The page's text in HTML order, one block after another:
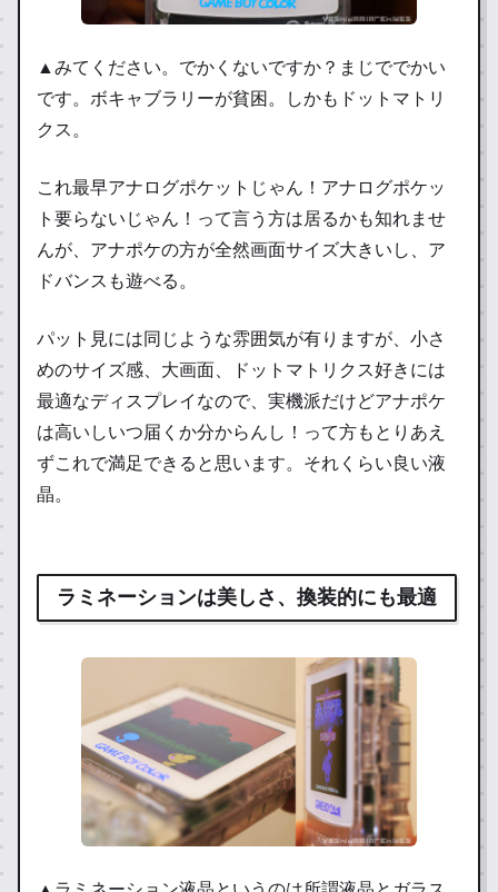
▲みてください。でかくないですか？まじででかい
です。ボキャブラリーが貧困。しかもドットマトリ
クス。
これ最早アナログポケットじゃん！アナログポケッ
ト要らないじゃん！って言う方は居るかも知れませ
んが、アナポケの方が全然画面サイズ大きいし、ア
ドバンスも遊べる。
パット見には同じような雰囲気が有りますが、小さ
めのサイズ感、大画面、ドットマトリクス好きには
最適なディスプレイなので、実機派だけどアナポケ
は高いしいつ届くか分からんし！って方もとりあえ
ずこれで満足できると思います。それくらい良い液
晶。
ラミネーションは美しさ、換装的にも最適